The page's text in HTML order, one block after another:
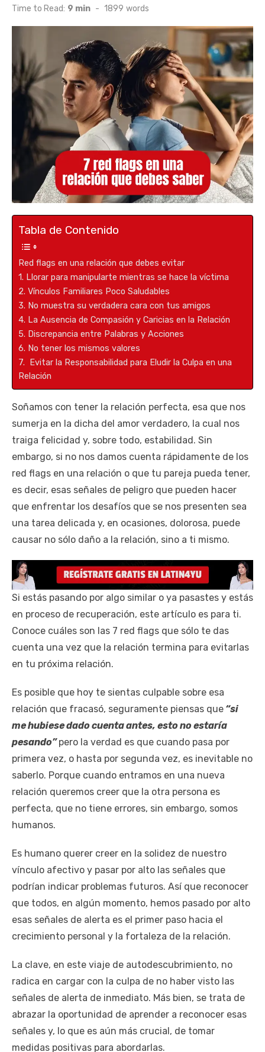
on
Time to Read: 9 min - 1899 words
Tabla de Contenido
Red flags en una relación que debes evitar
1. Llorar para manipularte mientras se hace la víctima
2. Vínculos Familiares Poco Saludables
3. No muestra su verdadera cara con tus amigos
4. La Ausencia de Compasión y Caricias en la Relación
5. Discrepancia entre Palabras y Acciones
6. No tener los mismos valores
7. Evitar la Responsabilidad para Eludir la Culpa en una
Relación
Soñamos con tener la relación perfecta, esa que nos
sumerja en la dicha del amor verdadero, la cual nos
traiga felicidad y, sobre todo, estabilidad. Sin
embargo, si no nos damos cuenta rápidamente de los
red flags en una relación o que tu pareja pueda tener,
es decir, esas señales de peligro que pueden hacer
que enfrentar los desafíos que se nos presenten sea
una tarea delicada y, en ocasiones, dolorosa, puede
causar no sólo daño a la relación, sino a ti mismo.
Si estás pasando por algo similar o ya pasastes y estás
en proceso de recuperación, este artículo es para ti.
Conoce cuáles son las 7 red flags que sólo te das
cuenta una vez que la relación termina para evitarlas
en tu próxima relación.
Es posible que hoy te sientas culpable sobre esa
relación que fracasó, seguramente piensas que “si
me hubiese dado cuenta antes, esto no estaría
pesando”pero la verdad es que cuando pasa por
primera vez, o hasta por segunda vez, es inevitable no
saberlo. Porque cuando entramos en una nueva
relación queremos creer que la otra persona es
perfecta, que no tiene errores, sin embargo, somos
humanos.
Es humano querer creer en la solidez de nuestro
vínculo afectivo y pasar por alto las señales que
podrían indicar problemas futuros. Así que reconocer
que todos, en algún momento, hemos pasado por alto
esas señales de alerta es el primer paso hacia el
crecimiento personal y la fortaleza de la relación.
La clave, en este viaje de autodescubrimiento, no
radica en cargar con la culpa de no haber visto las
señales de alerta de inmediato. Más bien, se trata de
abrazar la oportunidad de aprender a reconocer esas
señales y, lo que es aún más crucial, de tomar
medidas positivas para abordarlas.